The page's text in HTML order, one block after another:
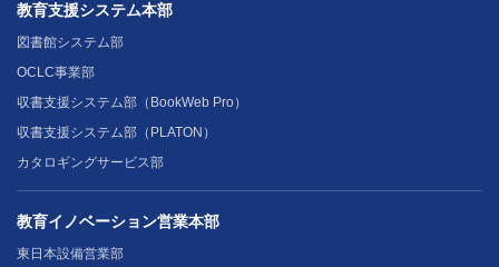
教育支援システム本部
図書館システム部
OCLC事業部
収書支援システム部（BookWeb Pro）
収書支援システム部（PLATON）
カタロギングサービス部
教育イノベーション営業本部
東日本設備営業部